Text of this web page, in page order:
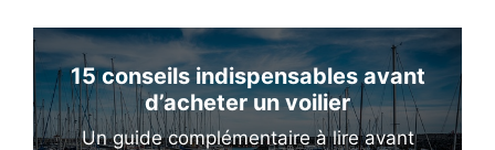
15 conseils indispensables avant
d’acheter un voilier
Un guide complémentaire à lire avant